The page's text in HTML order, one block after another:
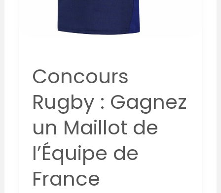
Concours
Rugby : Gagnez
un Maillot de
l’Équipe de
France